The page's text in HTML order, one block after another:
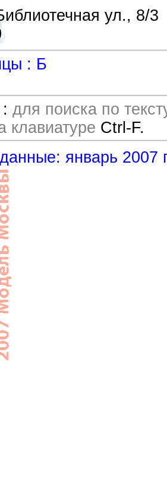
ул., 8/3
: Б
для поиска по
клавиатуре Ctrl-F.
январь 2007